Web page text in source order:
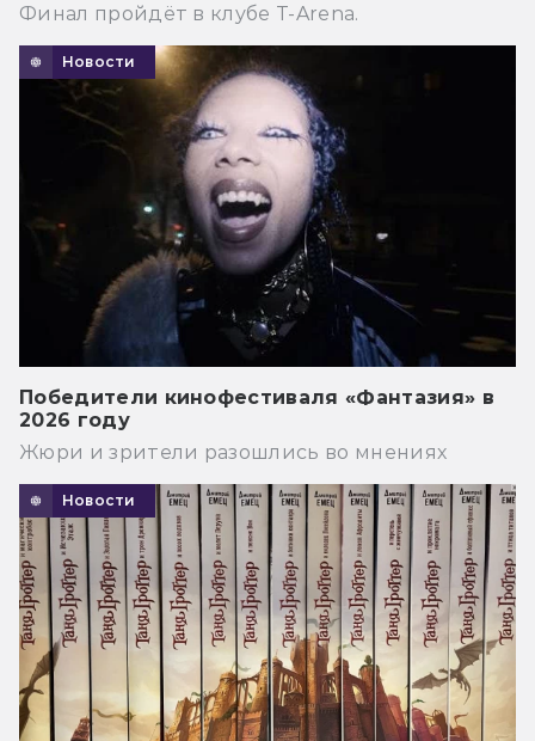
Финал пройдёт в клубе T-Arena.
Новости
Победители кинофестиваля «Фантазия» в
2026 году
Жюри и зрители разошлись во мнениях
Новости